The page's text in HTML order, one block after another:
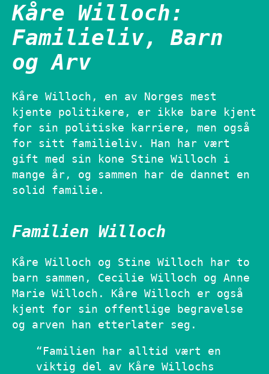
Kåre Willoch:
Familieliv, Barn
og Arv
Kåre Willoch, en av Norges mest
kjente politikere, er ikke bare kjent
for sin politiske karriere, men også
for sitt familieliv. Han har vært
gift med sin kone Stine Willoch i
mange år, og sammen har de dannet en
solid familie.
Familien Willoch
Kåre Willoch og Stine Willoch har to
barn sammen, Cecilie Willoch og Anne
Marie Willoch. Kåre Willoch er også
kjent for sin offentlige begravelse
og arven han etterlater seg.
“Familien har alltid vært en
viktig del av Kåre Willochs